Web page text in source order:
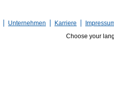
Unternehmen Karriere
Choose your